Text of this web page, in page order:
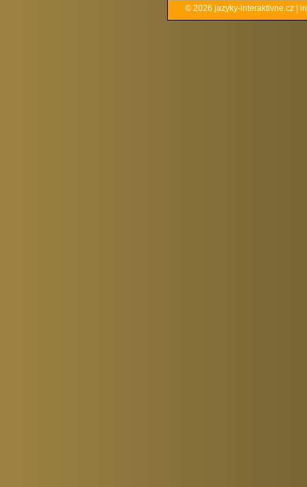
© 2026 jazyky-interaktivne.cz